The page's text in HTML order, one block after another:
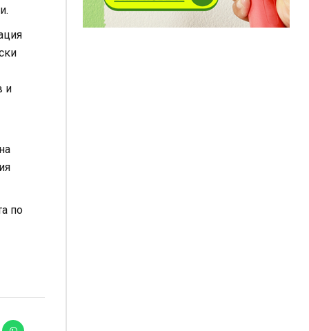
и
по